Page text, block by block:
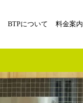
BTPについて 料金案内